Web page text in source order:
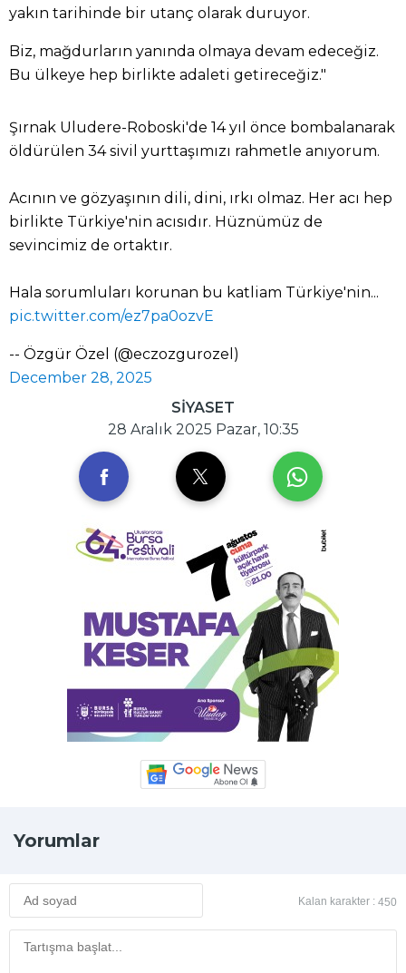
yakın tarihinde bir utanç olarak duruyor.
Biz, mağdurların yanında olmaya devam edeceğiz.
Bu ülkeye hep birlikte adaleti getireceğiz."
Şırnak Uludere-Roboski'de 14 yıl önce bombalanarak
öldürülen 34 sivil yurttaşımızı rahmetle anıyorum.
Acının ve gözyaşının dili, dini, ırkı olmaz. Her acı hep
birlikte Türkiye'nin acısıdır. Hüznümüz de
sevincimiz de ortaktır.
Hala sorumluları korunan bu katliam Türkiye'nin...
pic.twitter.com/ez7pa0ozvE
-- Özgür Özel (@eczozgurozel)
December 28, 2025
SİYASET
28 Aralık 2025 Pazar, 10:35
Yorumlar
Kalan karakter : 450